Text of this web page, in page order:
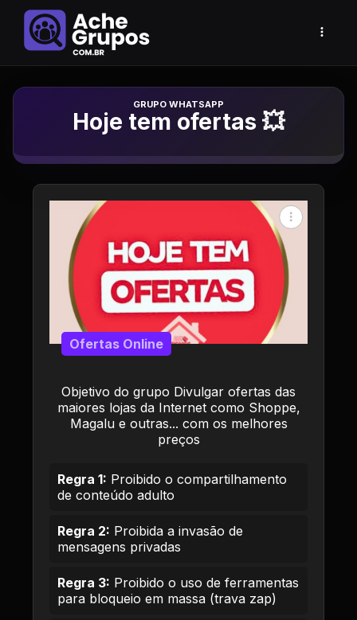
Grupo de Whatsapp
Hoje tem ofertas 💥
Objetivo do grupo Divulgar ofertas das
maiores lojas da Internet como Shoppe,
Magalu e outras... com os melhores
preços
Ofertas Online
Regra 1: Proibido o compartilhamento
de conteúdo adulto
Regra 2: Proibida a invasão de
mensagens privadas
Regra 3: Proibido o uso de ferramentas
para bloqueio em massa (trava zap)